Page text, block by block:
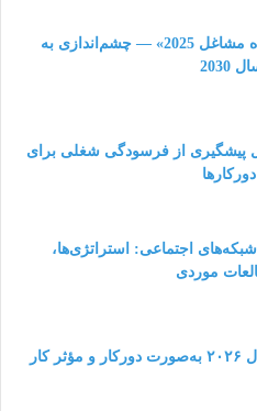
مدلسازی
گزارش «آینده مشاغل 2025» — چشم‌اندازی به
پیشگیری از فرسودگی شغلی برای
اجتماعی: استراتژی‌ها،
موردی
چگونه در سال ۲۰۲۶ به‌صورت دورکار و مؤثر کار